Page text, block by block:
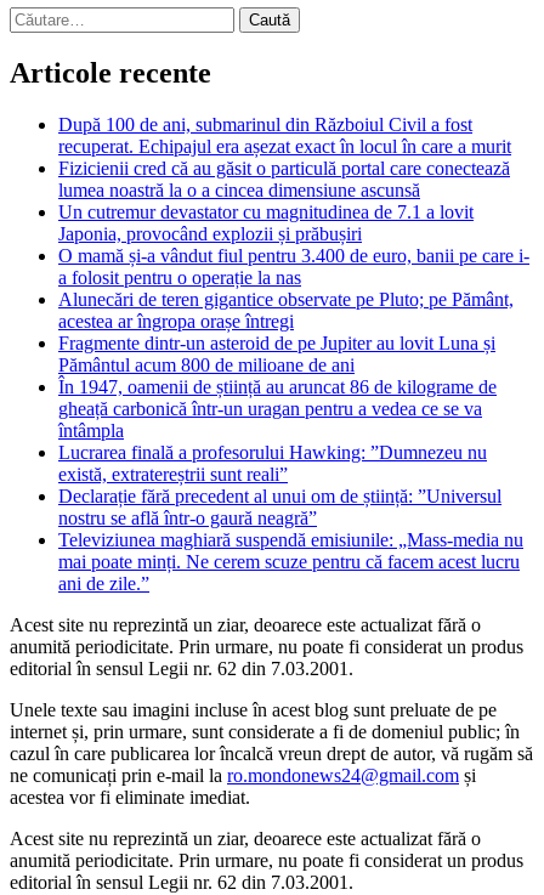
Caută
după:
Articole recente
După 100 de ani, submarinul din Războiul Civil a fost
recuperat. Echipajul era așezat exact în locul în care a murit
Fizicienii cred că au găsit o particulă portal care conectează
lumea noastră la o a cincea dimensiune ascunsă
Un cutremur devastator cu magnitudinea de 7.1 a lovit
Japonia, provocând explozii și prăbușiri
O mamă și-a vândut fiul pentru 3.400 de euro, banii pe care i-
a folosit pentru o operație la nas
Alunecări de teren gigantice observate pe Pluto; pe Pământ,
acestea ar îngropa orașe întregi
Fragmente dintr-un asteroid de pe Jupiter au lovit Luna și
Pământul acum 800 de milioane de ani
În 1947, oamenii de știință au aruncat 86 de kilograme de
gheață carbonică într-un uragan pentru a vedea ce se va
întâmpla
Lucrarea finală a profesorului Hawking: ”Dumnezeu nu
există, extratereștrii sunt reali”
Declarație fără precedent al unui om de știință: ”Universul
nostru se află într-o gaură neagră”
Televiziunea maghiară suspendă emisiunile: „Mass-media nu
mai poate minți. Ne cerem scuze pentru că facem acest lucru
ani de zile.”
Acest site nu reprezintă un ziar, deoarece este actualizat fără o
anumită periodicitate. Prin urmare, nu poate fi considerat un produs
editorial în sensul Legii nr. 62 din 7.03.2001.
Unele texte sau imagini incluse în acest blog sunt preluate de pe
internet și, prin urmare, sunt considerate a fi de domeniul public; în
cazul în care publicarea lor încalcă vreun drept de autor, vă rugăm să
ne comunicați prin e-mail la ro.mondonews24@gmail.com și
acestea vor fi eliminate imediat.
Acest site nu reprezintă un ziar, deoarece este actualizat fără o
anumită periodicitate. Prin urmare, nu poate fi considerat un produs
editorial în sensul Legii nr. 62 din 7.03.2001.